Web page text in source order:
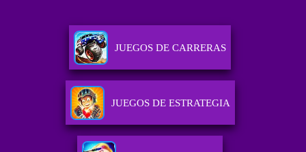
JUEGOS DE CARRERAS
JUEGOS DE ESTRATEGIA